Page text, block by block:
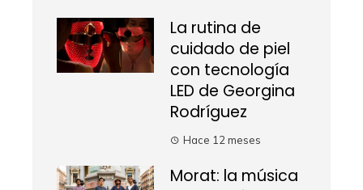
La rutina de
cuidado de piel
con tecnología
LED de Georgina
Rodríguez
Hace 12 meses
Morat: la música